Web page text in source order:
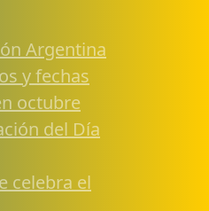
Argentina
y fechas
octubre
del Día
celebra el